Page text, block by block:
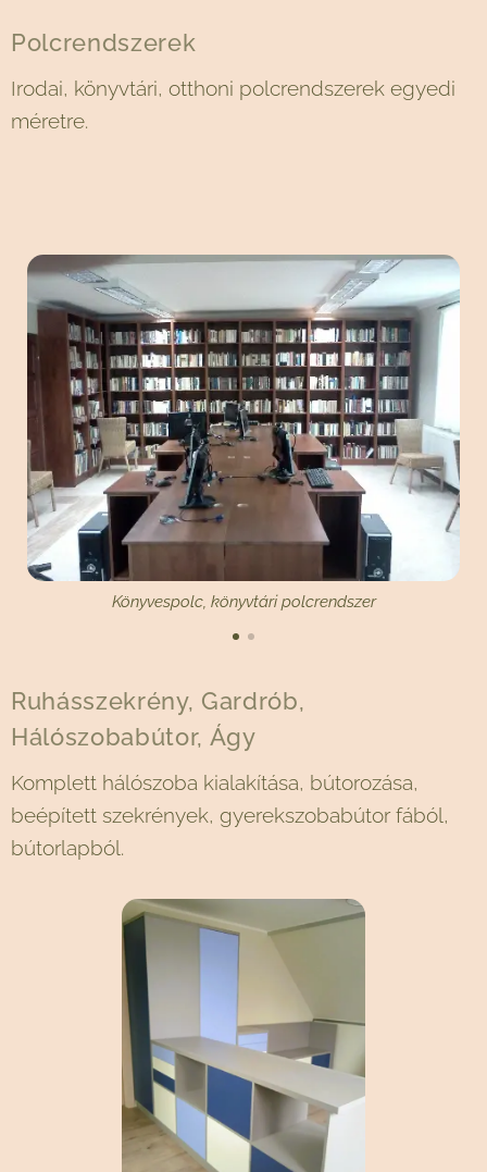
Polcrendszerek
Irodai, könyvtári, otthoni polcrendszerek egyedi
méretre.
Könyvespolc, könyvtári polcrendszer
Ruhásszekrény, Gardrób,
Hálószobabútor, Ágy
Komplett hálószoba kialakítása, bútorozása,
beépített szekrények, gyerekszobabútor fából,
bútorlapból.